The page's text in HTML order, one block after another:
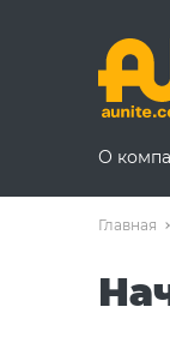
О
Главная